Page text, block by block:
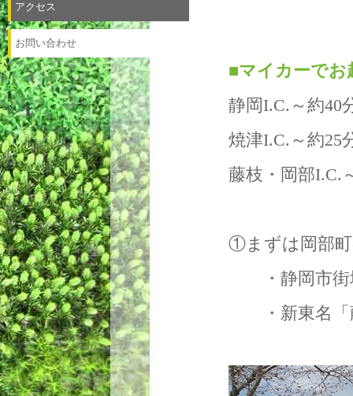
■マイカーでお
静岡I.C.～約40
焼津I.C.～約25
藤枝・岡部I.C.
①まずは岡部町
・静岡市街
・新東名「
アクセス
お問い合わせ